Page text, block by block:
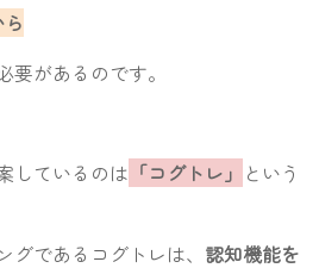
要があるのです。
しているのは 「コグトレ」 という
であるコグトレは、 認知機能を